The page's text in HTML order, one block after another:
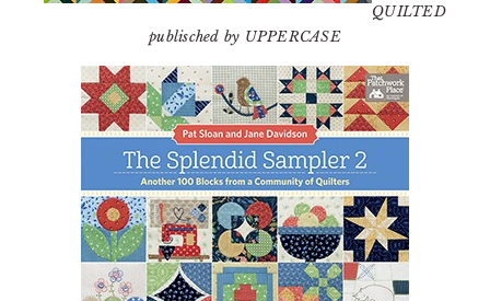
QUILTED
publisched by UPPERCASE